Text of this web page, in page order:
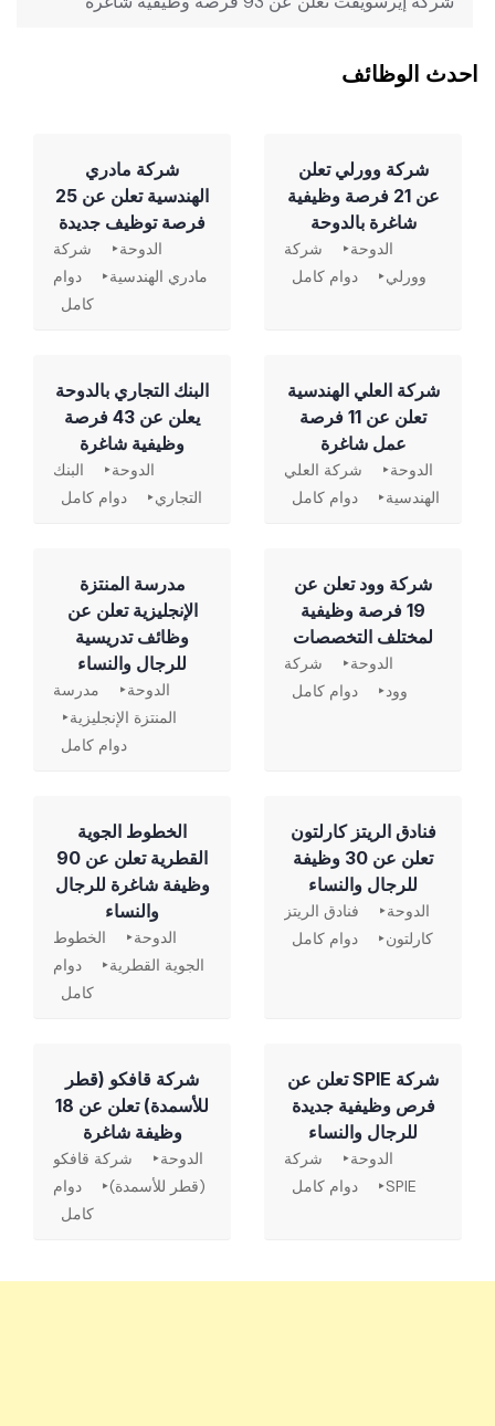
احدث الوظائف
شركة وورلي تعلن
عن 21 فرصة وظيفية
شاغرة بالدوحة
الدوحة
شركة
وورلي
دوام كامل
شركة مادري
الهندسية تعلن عن 25
فرصة توظيف جديدة
الدوحة
شركة
مادري الهندسية
دوام
كامل
شركة العلي الهندسية
تعلن عن 11 فرصة
عمل شاغرة
الدوحة
شركة العلي
الهندسية
دوام كامل
‏البنك التجاري بالدوحة
يعلن عن 43 فرصة
وظيفية شاغرة
الدوحة
البنك
التجاري
دوام كامل
شركة وود تعلن عن
19 فرصة وظيفية
لمختلف التخصصات
الدوحة
شركة
وود
دوام كامل
مدرسة المنتزة
الإنجليزية تعلن عن
وظائف تدريسية
للرجال والنساء
الدوحة
مدرسة
المنتزة الإنجليزية
دوام كامل
فنادق الريتز كارلتون
تعلن عن 30 وظيفة
للرجال والنساء
الدوحة
فنادق الريتز
كارلتون
دوام كامل
الخطوط الجوية
القطرية تعلن عن 90
وظيفة شاغرة للرجال
والنساء
الدوحة
الخطوط
الجوية القطرية
دوام
كامل
شركة SPIE تعلن عن
فرص وظيفية جديدة
للرجال والنساء
الدوحة
شركة
SPIE
دوام كامل
شركة قافكو (قطر
للأسمدة) تعلن عن 18
وظيفة شاغرة
الدوحة
شركة قافكو
(قطر للأسمدة)
دوام
كامل